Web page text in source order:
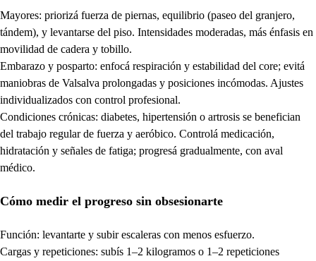
Mayores: priorizá fuerza de piernas, equilibrio (paseo del granjero,
tándem), y levantarse del piso. Intensidades moderadas, más énfasis en
movilidad de cadera y tobillo.
Embarazo y posparto: enfocá respiración y estabilidad del core; evitá
maniobras de Valsalva prolongadas y posiciones incómodas. Ajustes
individualizados con control profesional.
Condiciones crónicas: diabetes, hipertensión o artrosis se benefician
del trabajo regular de fuerza y aeróbico. Controlá medicación,
hidratación y señales de fatiga; progresá gradualmente, con aval
médico.
Cómo medir el progreso sin obsesionarte
Función: levantarte y subir escaleras con menos esfuerzo.
Cargas y repeticiones: subís 1–2 kilogramos o 1–2 repeticiones